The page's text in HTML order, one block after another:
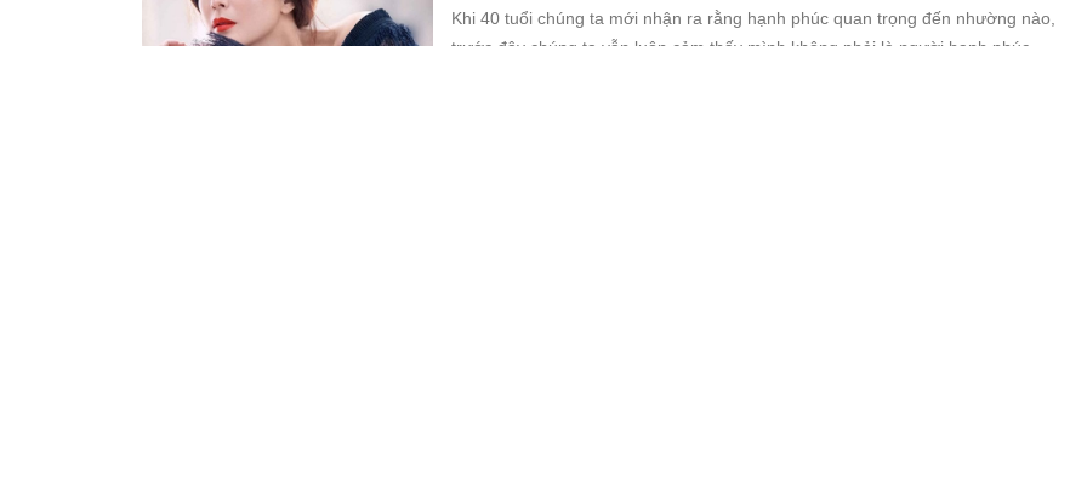
Khi 40 tuổi chúng ta mới nhận ra rằng hạnh phúc quan trọng đến nhường nào,
trước đây chúng ta vẫn luôn cảm thấy mình không phải là người hạnh phúc.